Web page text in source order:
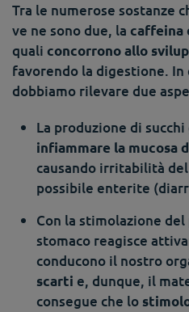
Tra le numerose sostanze
ve ne sono due, la caffeina
quali concorrono allo
favorendo la digestione. In
dobbiamo rilevare due
La produzione di
infiammare la mucosa
causando irritabilità
possibile enterite
Con la stimolazione
stomaco reagisce
conducono il nostro
scarti e, dunque, il
consegue che lo